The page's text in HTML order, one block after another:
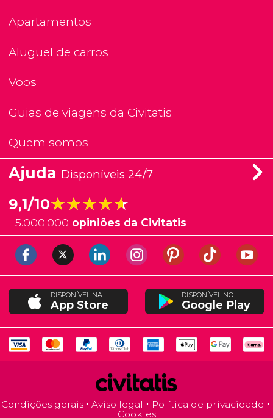
Apartamentos
Aluguel de carros
Voos
Guias de viagens da Civitatis
Quem somos
Ajuda Disponíveis 24/7
9,1/10★★★★★
★★★★★
+5.000.000 opiniões da Civitatis
DISPONÍVEL NA
App Store
DISPONÍVEL NO
Google Play
Condições gerais Aviso legal
Política de privacidade
Cookies